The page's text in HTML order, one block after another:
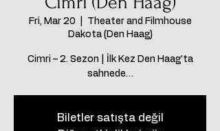
Fri, Mar 20
Theater and Filmhouse
Dakota (Den Haag)
Cimri – 2. Sezon | İlk Kez Den Haag’ta
sahnede…
Biletler satışta değil